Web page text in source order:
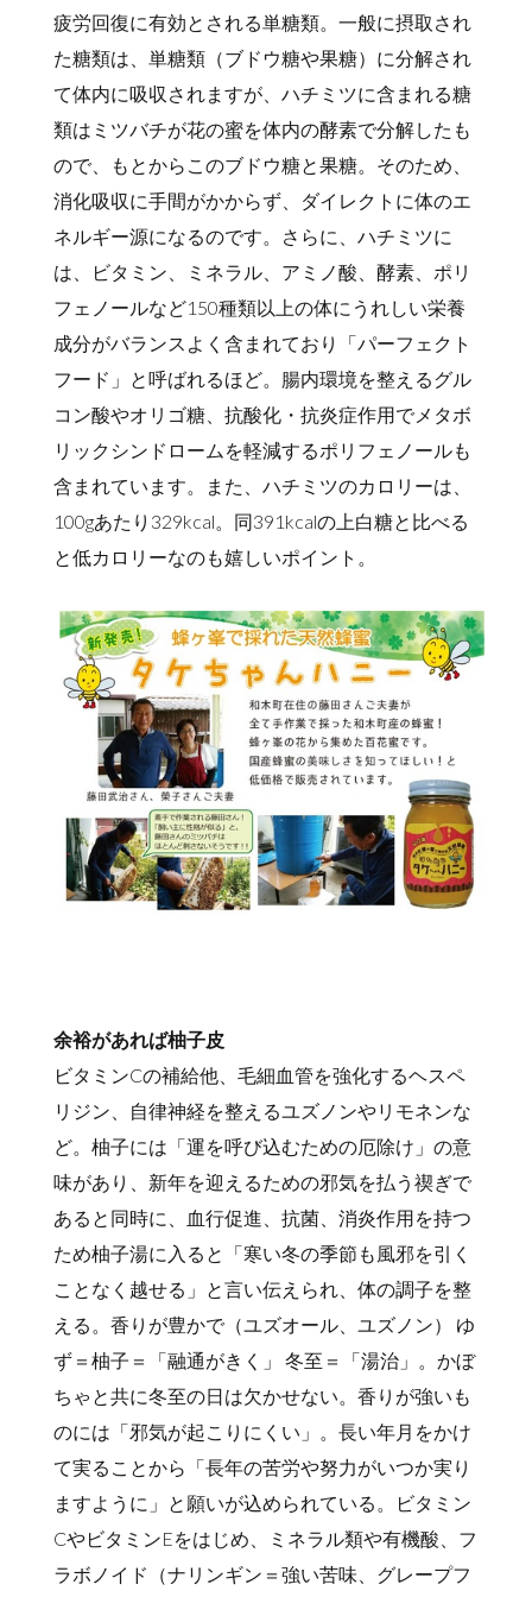
疲労回復に有効とされる単糖類。一般に摂取され
た糖類は、単糖類（ブドウ糖や果糖）に分解され
て体内に吸収されますが、ハチミツに含まれる糖
類はミツバチが花の蜜を体内の酵素で分解したも
ので、もとからこのブドウ糖と果糖。そのため、
消化吸収に手間がかからず、ダイレクトに体のエ
ネルギー源になるのです。さらに、ハチミツに
は、ビタミン、ミネラル、アミノ酸、酵素、ポリ
フェノールなど150種類以上の体にうれしい栄養
成分がバランスよく含まれており「パーフェクト
フード」と呼ばれるほど。腸内環境を整えるグル
コン酸やオリゴ糖、抗酸化・抗炎症作用でメタボ
リックシンドロームを軽減するポリフェノールも
含まれています。また、ハチミツのカロリーは、
100gあたり329kcal。同391kcalの上白糖と比べる
と低カロリーなのも嬉しいポイント。
余裕があれば柚子皮
ビタミンCの補給他、毛細血管を強化するヘスペ
リジン、自律神経を整えるユズノンやリモネンな
ど。柚子には「運を呼び込むための厄除け」の意
味があり、新年を迎えるための邪気を払う禊ぎで
あると同時に、血行促進、抗菌、消炎作用を持つ
ため柚子湯に入ると「寒い冬の季節も風邪を引く
ことなく越せる」と言い伝えられ、体の調子を整
える。香りが豊かで（ユズオール、ユズノン） ゆ
ず＝柚子＝「融通がきく」 冬至＝「湯治」。かぼ
ちゃと共に冬至の日は欠かせない。香りが強いも
のには「邪気が起こりにくい」。長い年月をかけ
て実ることから「長年の苦労や努力がいつか実り
ますように」と願いが込められている。ビタミン
CやビタミンEをはじめ、ミネラル類や有機酸、フ
ラボノイド（ナリンギン＝強い苦味、グレープフ